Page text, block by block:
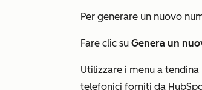
Per generare un nuovo
Fare clic su Genera un
Utilizzare i menu a tendina
telefonici forniti da